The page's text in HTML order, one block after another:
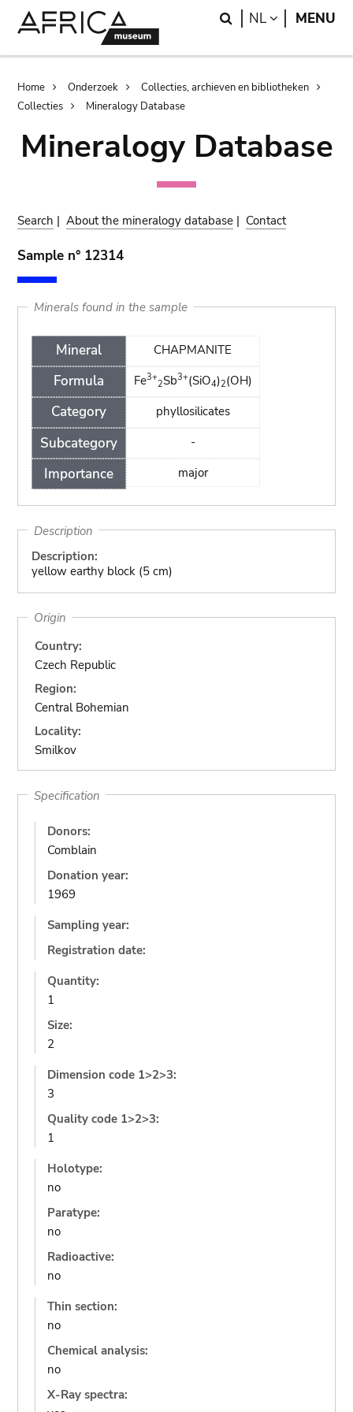
Search
NL LANGUAGE
MENU
Breadcrumb
Home Onderzoek
Collecties, archieven en bibliotheken
Collecties
Mineralogy Database
Mineralogy Database
Search |About the mineralogy database | Contact
Sample n° 12314
Minerals found in the sample
Mineral
Formula
Category
Subcategory
Importance
CHAPMANITE
Fe3+
2Sb3+(SiO4)2(OH)
phyllosilicates
-
major
Description
Description:
yellow earthy block (5 cm)
Origin
Country:
Czech Republic
Region:
Central Bohemian
Locality:
Smilkov
Specification
Donors:
Comblain
Donation year:
1969
Sampling year:
Registration date:
Quantity:
1
Size:
2
Dimension code 1>2>3:
3
Quality code 1>2>3:
1
Holotype:
no
Paratype:
no
Radioactive:
no
Thin section:
no
Chemical analysis:
no
X-Ray spectra: